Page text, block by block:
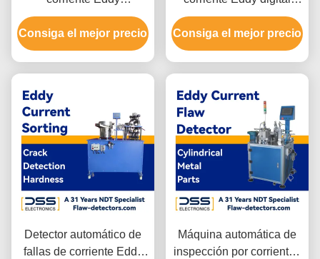
electrónica integrada
OEM
Consiga el mejor precio
inteligente Un canal de
prueba relativamente
independiente
Consiga el mejor precio
Detector automático de
fallas de corriente Eddy
Máquina automática de
inspección por corrientes